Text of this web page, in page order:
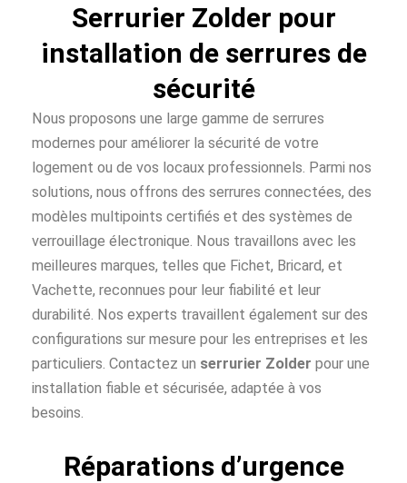
Serrurier Zolder pour
installation de serrures de
sécurité
Nous proposons une large gamme de serrures
modernes pour améliorer la sécurité de votre
logement ou de vos locaux professionnels. Parmi nos
solutions, nous offrons des serrures connectées, des
modèles multipoints certifiés et des systèmes de
verrouillage électronique. Nous travaillons avec les
meilleures marques, telles que Fichet, Bricard, et
Vachette, reconnues pour leur fiabilité et leur
durabilité. Nos experts travaillent également sur des
configurations sur mesure pour les entreprises et les
particuliers. Contactez un serrurier Zolder pour une
installation fiable et sécurisée, adaptée à vos
besoins.
Réparations d’urgence